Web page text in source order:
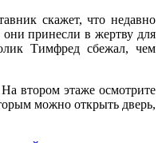
скажет, что недавно
принесли в жертву для
Тимфред сбежал, чем
втором этаже осмотрите
можно открыть дверь,